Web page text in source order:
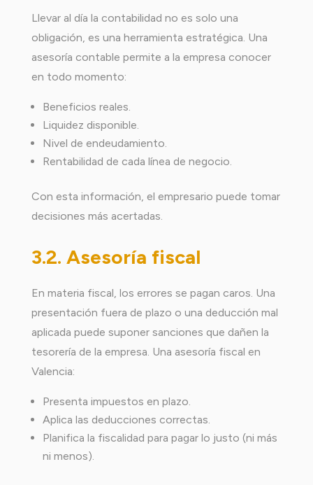
Llevar al día la contabilidad no es solo una
obligación, es una herramienta estratégica. Una
asesoría contable permite a la empresa conocer
en todo momento:
Beneficios reales.
Liquidez disponible.
Nivel de endeudamiento.
Rentabilidad de cada línea de negocio.
Con esta información, el empresario puede tomar
decisiones más acertadas.
3.2. Asesoría fiscal
En materia fiscal, los errores se pagan caros. Una
presentación fuera de plazo o una deducción mal
aplicada puede suponer sanciones que dañen la
tesorería de la empresa. Una asesoría fiscal en
Valencia:
Presenta impuestos en plazo.
Aplica las deducciones correctas.
Planifica la fiscalidad para pagar lo justo (ni más
ni menos).